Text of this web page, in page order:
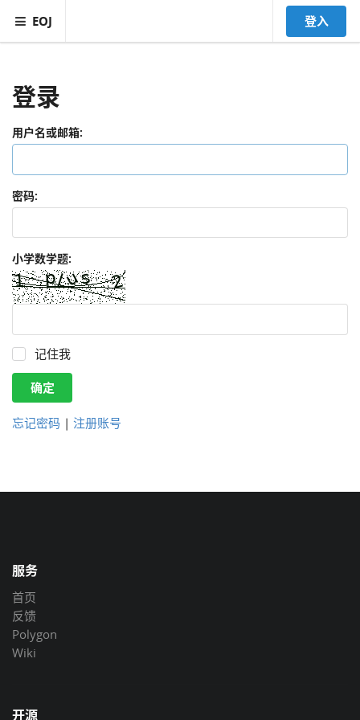
EOJ 登入
登录
用户名或邮箱:
密码:
小学数学题:
记住我
确定
忘记密码 | 注册账号
服务
首页
反馈
Polygon
Wiki
开源